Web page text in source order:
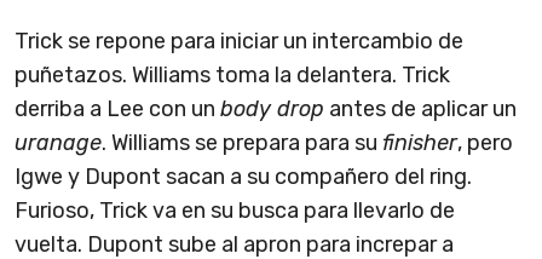
Trick se repone para iniciar un intercambio de
puñetazos. Williams toma la delantera. Trick
derriba a Lee con un body drop antes de aplicar un
uranage. Williams se prepara para su finisher, pero
Igwe y Dupont sacan a su compañero del ring.
Furioso, Trick va en su busca para llevarlo de
vuelta. Dupont sube al apron para increpar a